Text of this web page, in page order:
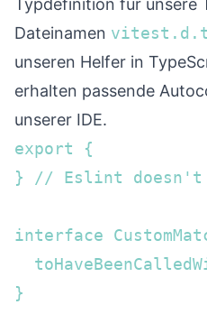
Typdefinition für unsere
Dateinamen
unseren Helfer in
erhalten passende
unserer IDE.
export {
} // Eslint doesn't
interface
}